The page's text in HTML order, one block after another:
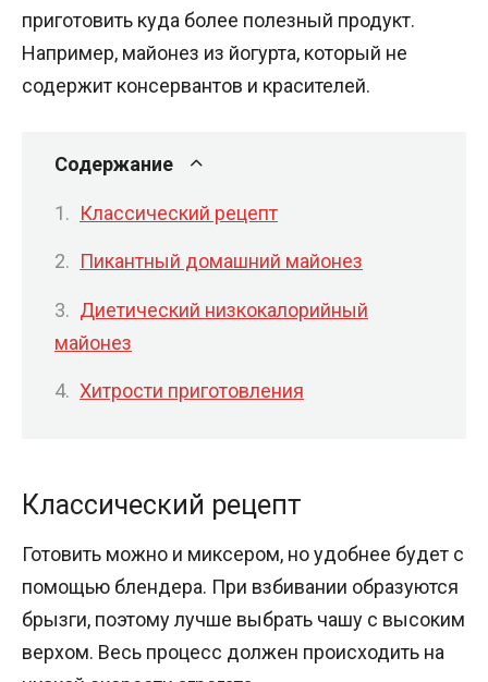
приготовить куда более полезный продукт.
Например, майонез из йогурта, который не
содержит консервантов и красителей.
Содержание
Классический рецепт
Пикантный домашний майонез
Диетический низкокалорийный
майонез
Хитрости приготовления
Классический рецепт
Готовить можно и миксером, но удобнее будет с
помощью блендера. При взбивании образуются
брызги, поэтому лучше выбрать чашу с высоким
верхом. Весь процесс должен происходить на